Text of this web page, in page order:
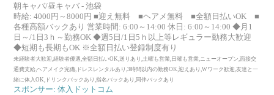
朝キャバ/昼キャバ - 池袋
時給: 4000円～8000円 ■迎え無料 ■ヘアメ無料 ■全額日払いOK ■
各種高額バックあり 営業時間: 6:00～14:00 休日: 6:00～14:00 ◆月1
日～/1日3ｈ～勤務OK ◆週5日/1日5ｈ以上等レギュラー勤務大歓迎
◆短期も長期もOK ※全額日払い登録制度有り
未経験者大歓迎,経験者優遇,全額日払いOK,送りあり,土曜も営業,日曜も営業,ニューオープン,面接交
通費支給,ヘアメイク完備,ドレスレンタルあり,3時間以内の勤務OK,迎えあり,Wワーク歓迎,友達と一
緒に体入OK,ドリンクバックあり,指名バックあり,同伴バックあり
スポンサー: 体入ドットコム